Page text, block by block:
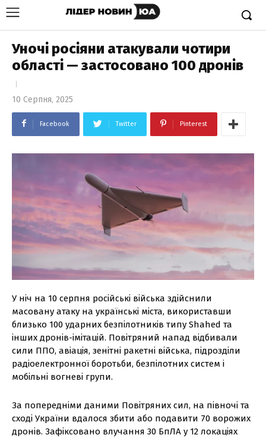
Уночі росіяни атакували чотири
області — застосовано 100 дронів
10 Серпня, 2025
Facebook Twitter Pinterest
У ніч на 10 серпня російські війська здійснили
масовану атаку на українські міста, використавши
близько 100 ударних безпілотників типу Shahed та
інших дронів-імітацій. Повітряний напад відбивали
сили ППО, авіація, зенітні ракетні війська, підрозділи
радіоелектронної боротьби, безпілотних систем і
мобільні вогневі групи.
За попередніми даними Повітряних сил, на півночі та
сході України вдалося збити або подавити 70 ворожих
дронів. Зафіксовано влучання 30 БпЛА у 12 локаціях